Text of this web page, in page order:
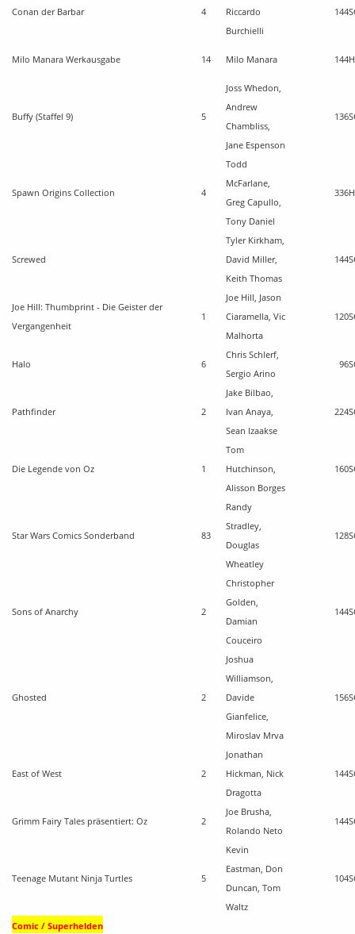
Conan der Barbar 4
Riccardo
Burchielli
144
Milo Manara Werkausgabe 14 Milo Manara 144
Buffy (Staffel 9) 5
Joss Whedon,
Andrew
Chambliss,
Jane Espenson
136
Spawn Origins Collection 4
Todd
McFarlane,
Greg Capullo,
Tony Daniel
336
Screwed
Tyler Kirkham,
David Miller,
Keith Thomas
144
Joe Hill: Thumbprint - Die Geister der
Vergangenheit
1
Joe Hill, Jason
Ciaramella, Vic
Malhorta
120
Halo 6
Chris Schlerf,
Sergio Arino
96
Pathfinder 2
Jake Bilbao,
Ivan Anaya,
Sean Izaakse
224
Die Legende von Oz 1
Tom
Hutchinson,
Alisson Borges
160
Star Wars Comics Sonderband 83
Randy
Stradley,
Douglas
Wheatley
128
Sons of Anarchy 2
Christopher
Golden,
Damian
Couceiro
144
Ghosted 2
Joshua
Williamson,
Davide
Gianfelice,
Miroslav Mrva
156
East of West 2
Jonathan
Hickman, Nick
Dragotta
144
Grimm Fairy Tales präsentiert: Oz 2
Joe Brusha,
Rolando Neto
144
Teenage Mutant Ninja Turtles 5
Kevin
Eastman, Don
Duncan, Tom
Waltz
104
Comic / Superhelden